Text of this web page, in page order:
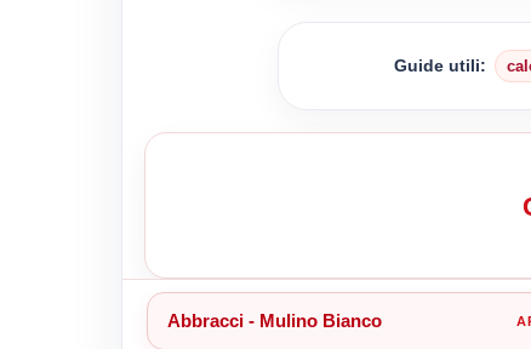
Guide utili:
Abbracci - Mulino Bianco